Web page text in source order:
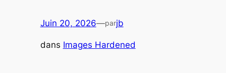
Juin 20, 2026—parjb
dans Images Hardened